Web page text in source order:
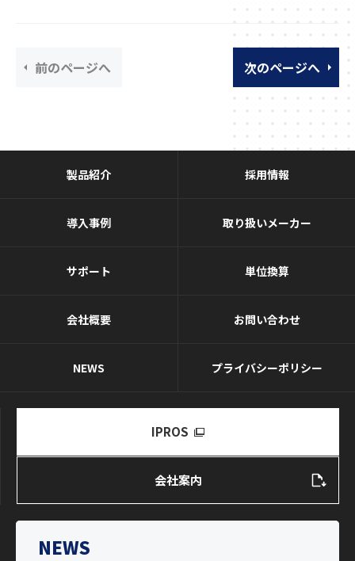
前のページへ 次のページへ
製品紹介
導入事例
サポート
会社概要
NEWS
採用情報
取り扱いメーカー
単位換算
お問い合わせ
プライバシーポリシー
会社案内
IPROS
NEWS